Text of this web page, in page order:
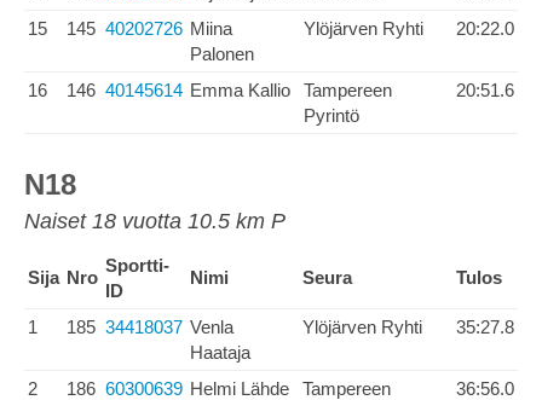
15
145 40202726 Miina
Palonen
Ylöjärven Ryhti 20:22.0
16 146 40145614 Emma Kallio
Tampereen
Pyrintö
20:51.6
N18
Naiset 18 vuotta 10.5 km P
Sija Nro
Sportti-
ID
Nimi Seura Tulos
1 185 34418037 Venla
Haataja
Ylöjärven Ryhti 35:27.8
2 186 60300639 Helmi Lähde
Tampereen
36:56.0